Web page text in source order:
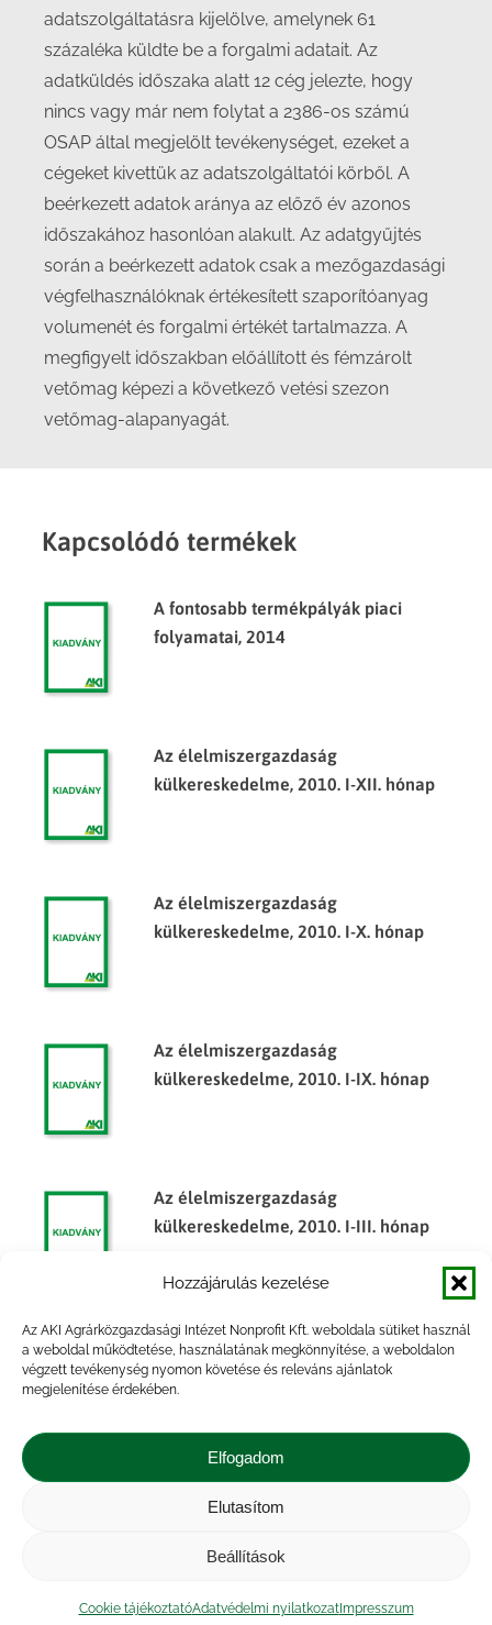
Hozzájárulás kezelése
Az AKI Agrárközgazdasági Intézet Nonprofit Kft. weboldala sütiket használ
a weboldal működtetése, használatának megkönnyítése, a weboldalon
végzett tevékenység nyomon követése és releváns ajánlatok
megjelenítése érdekében.
Elfogadom
Elutasítom
Beállítások
Cookie tájékoztatóAdatvédelmi nyilatkozatImpresszum
adatszolgáltatásra kijelölve, amelynek 61
százaléka küldte be a forgalmi adatait. Az
adatküldés időszaka alatt 12 cég jelezte, hogy
nincs vagy már nem folytat a 2386-os számú
OSAP által megjelölt tevékenységet, ezeket a
cégeket kivettük az adatszolgáltatói körből. A
beérkezett adatok aránya az előző év azonos
időszakához hasonlóan alakult. Az adatgyűjtés
során a beérkezett adatok csak a mezőgazdasági
végfelhasználóknak értékesített szaporítóanyag
volumenét és forgalmi értékét tartalmazza. A
megfigyelt időszakban előállított és fémzárolt
vetőmag képezi a következő vetési szezon
vetőmag-alapanyagát.
Kapcsolódó termékek
A fontosabb termékpályák piaci
folyamatai, 2014
Az élelmiszergazdaság
külkereskedelme, 2010. I-XII. hónap
Az élelmiszergazdaság
külkereskedelme, 2010. I-X. hónap
Az élelmiszergazdaság
külkereskedelme, 2010. I-IX. hónap
Az élelmiszergazdaság
külkereskedelme, 2010. I-III. hónap
Tájékoztató jelentés a tavaszi
mezőgazdasági munkákról (2006.
Kapcsolat |
tájékoztató